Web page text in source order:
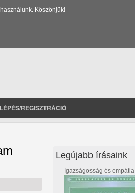
Köszönjük!
REGISZTRÁCIÓ
Legújabb írásaink
Igazságosság és empátia